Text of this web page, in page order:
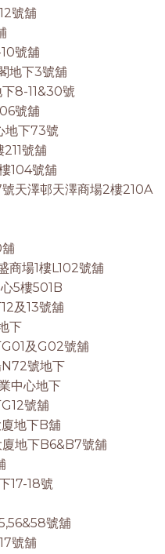
號舖
號舖
地下3號舖
8-11&30號
號舖
地下73號
號舖
104號舖
天澤邨天澤商場2樓210A
商場1樓L102號舖
5樓501B
及13號舖
下
及G02號舖
N72號地下
中心地下
號舖
地下B舖
地下B6&B7號舖
17-18號
號舖
號舖